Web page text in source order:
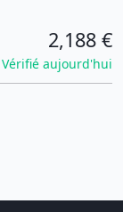
2,188 €
Vérifié aujourd'hui